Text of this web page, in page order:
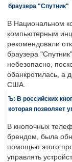
браузера "Спутник"
В Национальном
компьютерным
рекомендовали
браузера
небезопасно,
обанкротилась, а
США.
Ъ: В российских
которая позволяет
В кнопочных
брендом, была
помощью этого
управлять